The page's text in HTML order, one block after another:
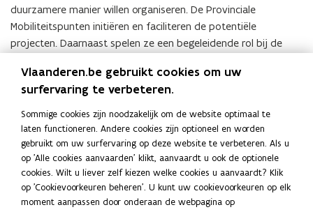
duurzamere manier willen organiseren. De Provinciale
Mobiliteitspunten initiëren en faciliteren de potentiële
projecten. Daarnaast spelen ze een begeleidende rol bij de
de projecten.
Organisatiestructuur
Provinciaal Mobiliteitspunt Antwerpen
Provinciaal Mobiliteitspunt Limburg
Provinciaal Mobiliteitspunt Oost-Vlaanderen
Provinciaal Mobiliteitspunt Vlaams-Brabant
Provinciaal Mobiliteitspunt West-Vlaanderen
Contactgegevens
Vlaanderen.be gebruikt cookies om uw
surfervaring te verbeteren.
Sommige cookies zijn noodzakelijk om de website optimaal te
laten functioneren. Andere cookies zijn optioneel en worden
gebruikt om uw surfervaring op deze website te verbeteren. Als u
op 'Alle cookies aanvaarden' klikt, aanvaardt u ook de optionele
cookies. Wilt u liever zelf kiezen welke cookies u aanvaardt? Klik
op 'Cookievoorkeuren beheren'. U kunt uw cookievoorkeuren op elk
moment aanpassen door onderaan de webpagina op